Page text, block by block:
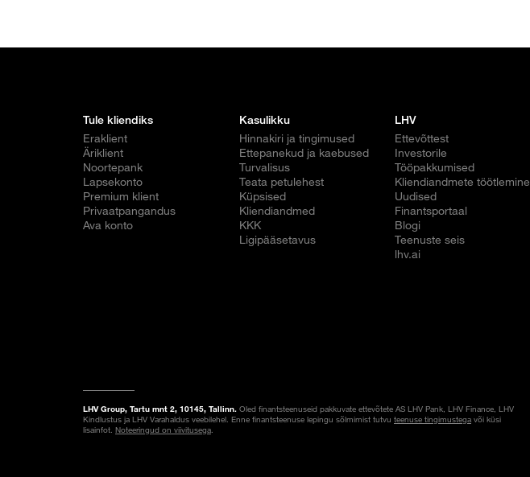
Tule kliendiks
Eraklient
Äriklient
Noortepank
Lapsekonto
Premium klient
Privaatpangandus
Ava konto
Kasulikku
Hinnakiri ja tingimused
Ettepanekud ja kaebused
Turvalisus
Teata petulehest
Küpsised
Kliendiandmed
KKK
Ligipääsetavus
LHV
Ettevõttest
Investorile
Tööpakkumised
Kliendiandmete töötlemine
Uudised
Finantsportaal
Blogi
Teenuste seis
lhv.ai
LHV Group, Tartu mnt 2, 10145, Tallinn. Oled finantsteenuseid pakkuvate ettevõtete AS LHV Pank, LHV Finance, LHV
Kindlustus ja LHV Varahaldus veebilehel. Enne finantsteenuse lepingu sõlmimist tutvu teenuse tingimustega või küsi
lisainfot. Noteeringud on viivitusega.